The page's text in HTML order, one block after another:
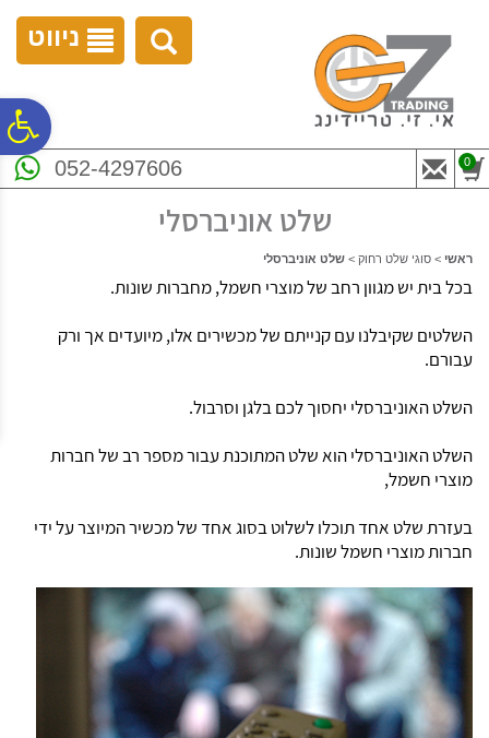
נגישות
ניווט
052-4297606 0
שלט אוניברסלי
ראשי > סוגי שלט רחוק > שלט אוניברסלי
בכל בית יש מגוון רחב של מוצרי חשמל, מחברות שונות.
השלטים שקיבלנו עם קנייתם של מכשירים אלו, מיועדים אך ורק
עבורם.
השלט האוניברסלי יחסוך לכם בלגן וסרבול.
השלט האוניברסלי הוא שלט המתוכנת עבור מספר רב של חברות
מוצרי חשמל,
בעזרת שלט אחד תוכלו לשלוט בסוג אחד של מכשיר המיוצר על ידי
חברות מוצרי חשמל שונות.